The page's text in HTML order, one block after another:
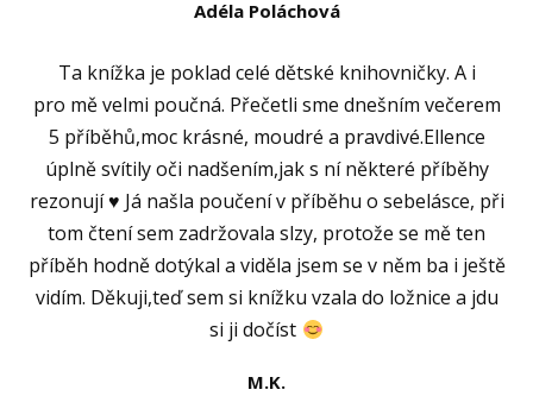
Adéla Poláchová
Ta knížka je poklad celé dětské knihovničky. A i
pro mě velmi poučná. Přečetli sme dnešním večerem
5 příběhů,moc krásné, moudré a pravdivé.Ellence
úplně svítily oči nadšením,jak s ní některé příběhy
rezonují♥️ Já našla poučení v příběhu o sebelásce, při
tom čtení sem zadržovala slzy, protože se mě ten
příběh hodně dotýkal a viděla jsem se v něm ba i ještě
vidím. Děkuji,teď sem si knížku vzala do ložnice a jdu
si ji dočíst
M.K.